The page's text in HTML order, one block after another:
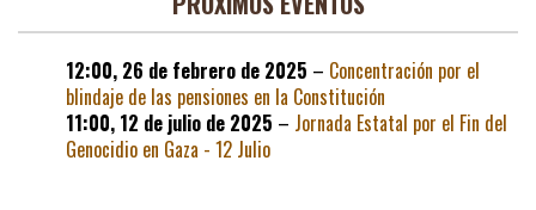
12:00, 26 de febrero de 2025 – Concentración por el
blindaje de las pensiones en la Constitución
11:00, 12 de julio de 2025 – Jornada Estatal por el Fin del
Genocidio en Gaza - 12 Julio